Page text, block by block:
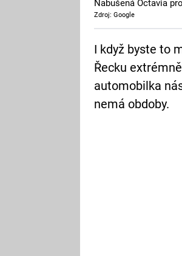
Nabušená Octavia
Zdroj: Google
I když byste to
Řecku
automobilka
nemá obdoby.